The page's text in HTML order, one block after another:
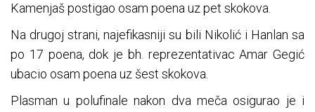
Kamenjaš postigao osam poena uz pet skokova.
Na drugoj strani, najefikasniji su bili Nikolić i Hanlan sa
po 17 poena, dok je bh. reprezentativac Amar Gegić
ubacio osam poena uz šest skokova.
Plasman u polufinale nakon dva meča osigurao je i